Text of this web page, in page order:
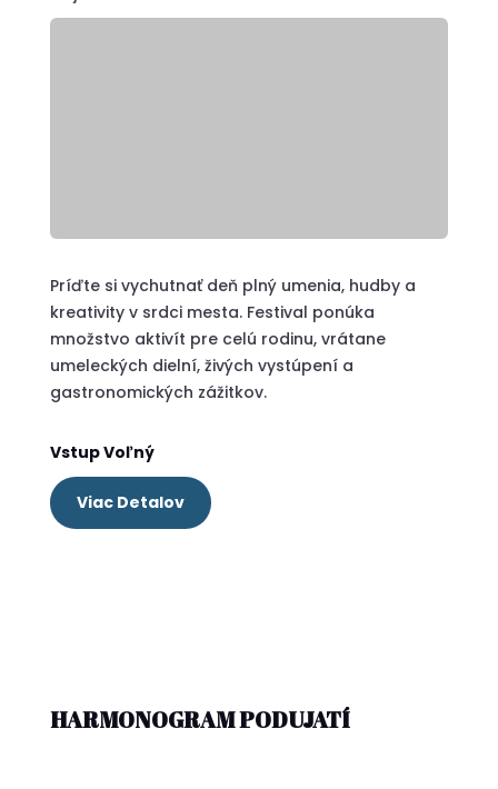
Príďte si vychutnať deň plný umenia, hudby a
kreativity v srdci mesta. Festival ponúka
množstvo aktivít pre celú rodinu, vrátane
umeleckých dielní, živých vystúpení a
gastronomických zážitkov.
Vstup Voľný
Viac Detalov
HARMONOGRAM PODUJATÍ